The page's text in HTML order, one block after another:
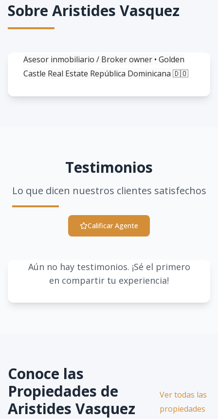
Sobre Aristides Vasquez
Asesor inmobiliario / Broker owner • Golden
Castle Real Estate República Dominicana 🇩🇴
Testimonios
Lo que dicen nuestros clientes satisfechos
Calificar Agente
Aún no hay testimonios. ¡Sé el primero
en compartir tu experiencia!
Conoce las
Propiedades de
Aristides Vasquez
Ver todas las
propiedades